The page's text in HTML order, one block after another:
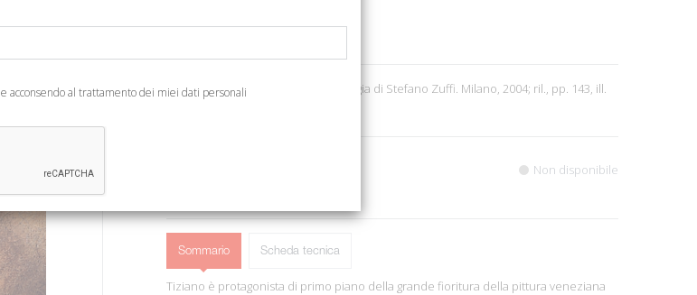
A cura di S. Zuffi. Schede e cronologia di Stefano Zuffi. Milano, 2004; ril., pp. 143, ill.
Non disponibile
Sommario Scheda tecnica
Tiziano è protagonista di primo piano della grande fioritura della pittura veneziana
e acconsendo al trattamento dei miei dati personali